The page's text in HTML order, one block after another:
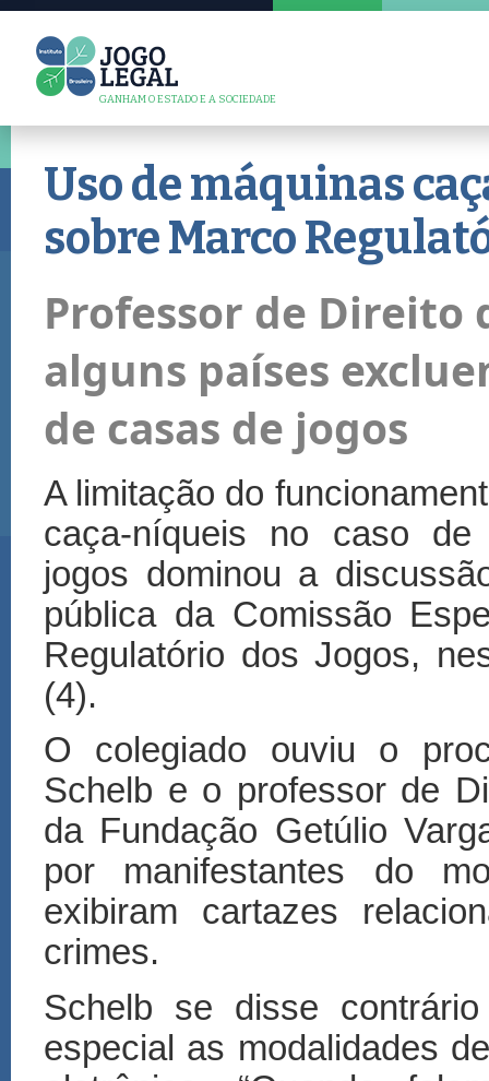
GANHAM O ESTADO E A SOCIEDADE
Uso de máquinas
sobre Marco
Professor de Direito
alguns países
de casas de jogos
A limitação do
caça-níqueis no caso de
jogos dominou a
pública da Comissão
Regulatório dos Jogos,
(4).
O colegiado ouviu o
Schelb e o professor de
da Fundação Getúlio
por manifestantes do
exibiram cartazes
crimes.
Schelb se disse
especial as modalidades